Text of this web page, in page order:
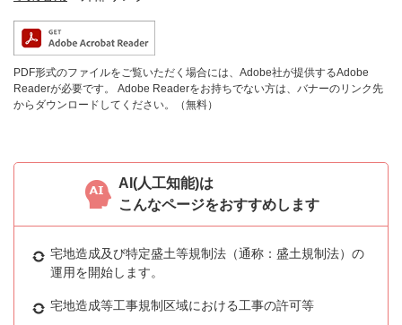
PDF形式のファイルをご覧いただく場合には、Adobe社が提供するAdobe
Readerが必要です。
Adobe Readerをお持ちでない方は、バナーのリンク先
からダウンロードしてください。（無料）
AI(人工知能)は
こんなページをおすすめします
宅地造成及び特定盛土等規制法（通称：盛土規制法）の
運用を開始します。
宅地造成等工事規制区域における工事の許可等